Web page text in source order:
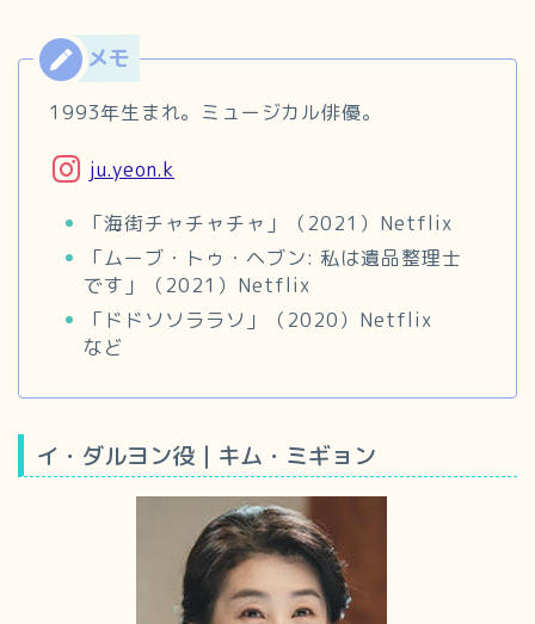
1993年生まれ。ミュージカル俳優。
ju.yeon.k
「海街チャチャチャ」（2021）Netflix
「ムーブ・トゥ・ヘブン: 私は遺品整理士
です」（2021）Netflix
「ドドソソララソ」（2020）Netflix
など
イ・ダルヨン役｜キム・ミギョン